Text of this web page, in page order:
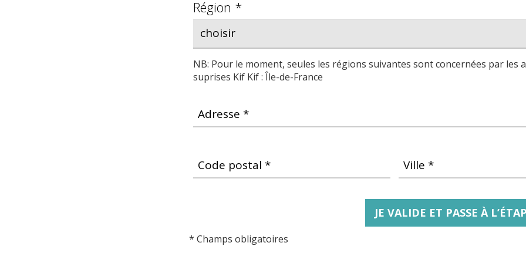
Région *
NB: Pour le moment, seules les régions suivantes sont concernées par les
suprises Kif Kif : Île-de-France
Adresse *
Code postal * Ville *
* Champs obligatoires